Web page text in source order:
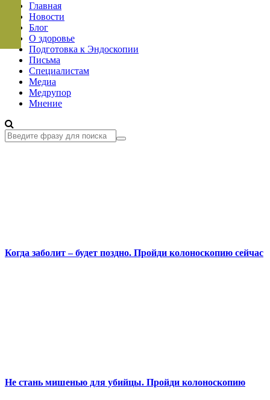
Главная
Новости
Блог
О здоровье
Подготовка к Эндоскопии
Письма
Специалистам
Медиа
Медрупор
Мнение
Когда заболит – будет поздно. Пройди колоноскопию сейчас
Не стань мишенью для убийцы. Пройди колоноскопию